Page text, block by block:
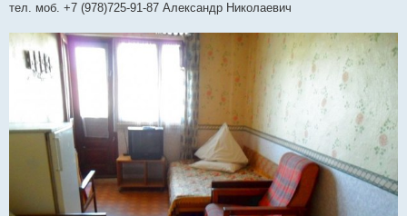
тел. моб. +7 (978)725-91-87 Александр Николаевич